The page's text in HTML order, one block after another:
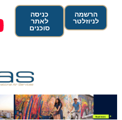
הרשמה
לניוזלטר
כניסה
לאתר
סוכנים